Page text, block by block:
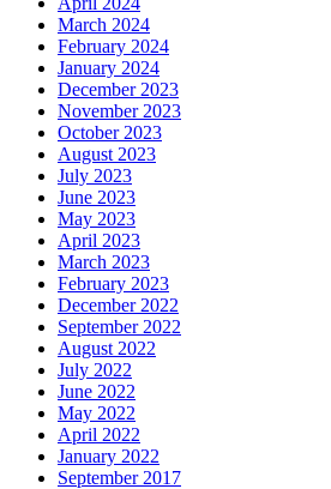
March 2024
February 2024
January 2024
December 2023
November 2023
October 2023
August 2023
July 2023
June 2023
May 2023
April 2023
March 2023
February 2023
December 2022
September 2022
August 2022
July 2022
June 2022
May 2022
April 2022
January 2022
September 2017